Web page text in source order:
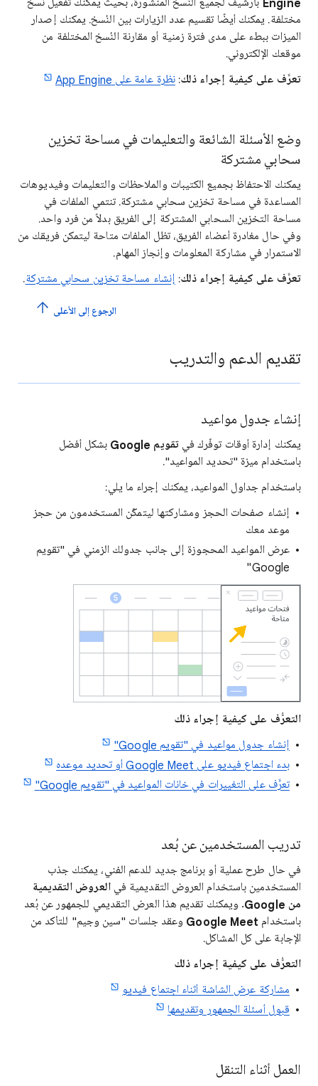
Engine بأرشيف لجميع النُسخ المنشورة، بحيث يمكنك تفعيل نُسخ
مختلفة. يمكنك أيضًا تقسيم عدد الزيارات بين النُسخ. يمكنك إصدار
الميزات ببطء على مدى فترة زمنية أو مقارنة النُسخ المختلفة من
موقعك الإلكتروني.
تعرَّف على كيفية إجراء ذلك:نظرة عامة على App Engine
وضع الأسئلة الشائعة والتعليمات في مساحة تخزين
سحابي مشتركة
يمكنك الاحتفاظ بجميع الكتيبات والملاحظات والتعليمات وفيديوهات
المساعدة في مساحة تخزين سحابي مشتركة. تنتمي الملفات في
مساحة التخزين السحابي المشتركة إلى الفريق بدلاً من فرد واحد.
وفي حال مغادرة أعضاء الفريق، تظل الملفات متاحة ليتمكن فريقك من
الاستمرار في مشاركة المعلومات وإنجاز المهام.
تعرَّف على كيفية إجراء ذلك: إنشاء مساحة تخزين سحابي مشتركة.
الرجوع إلى الأعلى
تقديم الدعم والتدريب
إنشاء جدول مواعيد
يمكنك إدارة أوقات توفّرك فيتقويم Google
بشكل أفضل
باستخدام ميزة "تحديد المواعيد".
باستخدام جداول المواعيد، يمكنك إجراء ما يلي:
إنشاء صفحات الحجز ومشاركتها ليتمكّن المستخدمون من حجز
موعد معك
عرض المواعيد المحجوزة إلى جانب جدولك الزمني في "تقويم
Google"
التعرُّف على كيفية إجراء ذلك
إنشاء جدول مواعيد في "تقويم Google"
بدء اجتماع فيديو على Google Meet أو تحديد موعده
تعرَّف على التغييرات في خانات المواعيد في "تقويم Google"
تدريب المستخدمين عن بُعد
في حال طرح عملية أو برنامج جديد للدعم الفني، يمكنك جذب
المستخدمين باستخدام العروض التقديمية فيالعروض التقديمية
من Google. ويمكنك تقديم هذا العرض التقديمي للجمهور عن بُعد
باستخدام Google Meet وعقد جلسات "سين وجيم" للتأكد من
الإجابة على كل المشاكل.
التعرُّف على كيفية إجراء ذلك
مشاركة عرض الشاشة أثناء اجتماع فيديو
قبول أسئلة الجمهور وتقديمها
العمل أثناء التنقل